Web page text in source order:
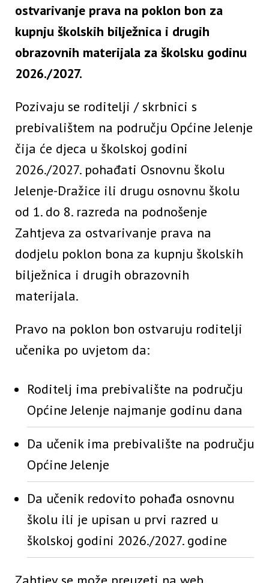
ostvarivanje prava na poklon bon za
kupnju školskih bilježnica i drugih
obrazovnih materijala za školsku godinu
2026./2027.
Pozivaju se roditelji / skrbnici s
prebivalištem na području Općine Jelenje
čija će djeca u školskoj godini
2026./2027. pohađati Osnovnu školu
Jelenje-Dražice ili drugu osnovnu školu
od 1. do 8. razreda na podnošenje
Zahtjeva za ostvarivanje prava na
dodjelu poklon bona za kupnju školskih
bilježnica i drugih obrazovnih
materijala.
Pravo na poklon bon ostvaruju roditelji
učenika po uvjetom da:
Roditelj ima prebivalište na području
Općine Jelenje najmanje godinu dana
Da učenik ima prebivalište na području
Općine Jelenje
Da učenik redovito pohađa osnovnu
školu ili je upisan u prvi razred u
školskoj godini 2026./2027. godine